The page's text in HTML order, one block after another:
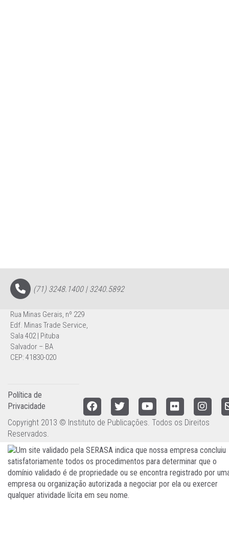
(71) 3248.1400 | 3240.5892
Rua Minas Gerais, nº 229
Edf. Minas Trade Service,
Sala 402 | Pituba
Salvador – BA
CEP: 41830-020
Política de
Privacidade
Copyright 2013 © Instituto de Publicações. Todos os Direitos
Reservados.